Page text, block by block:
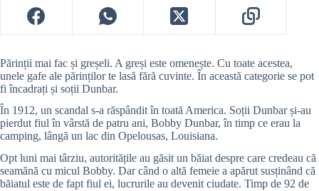
Părinții mai fac și greșeli. A greși este omenește. Cu toate acestea,
unele gafe ale părinților te lasă fără cuvinte. În această categorie se pot
fi încadrați și soții Dunbar.
În 1912, un scandal s-a răspândit în toată America. Soții Dunbar și-au
pierdut fiul în vârstă de patru ani, Bobby Dunbar, în timp ce erau la
camping, lângă un lac din Opelousas, Louisiana.
Opt luni mai târziu, autoritățile au găsit un băiat despre care credeau că
seamănă cu micul Bobby. Dar când o altă femeie a apărut susținând că
băiatul este de fapt fiul ei, lucrurile au devenit ciudate. Timp de 92 de